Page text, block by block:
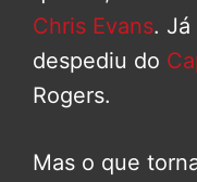
Chris Evans. Já
despediu do
Rogers.
Mas o que